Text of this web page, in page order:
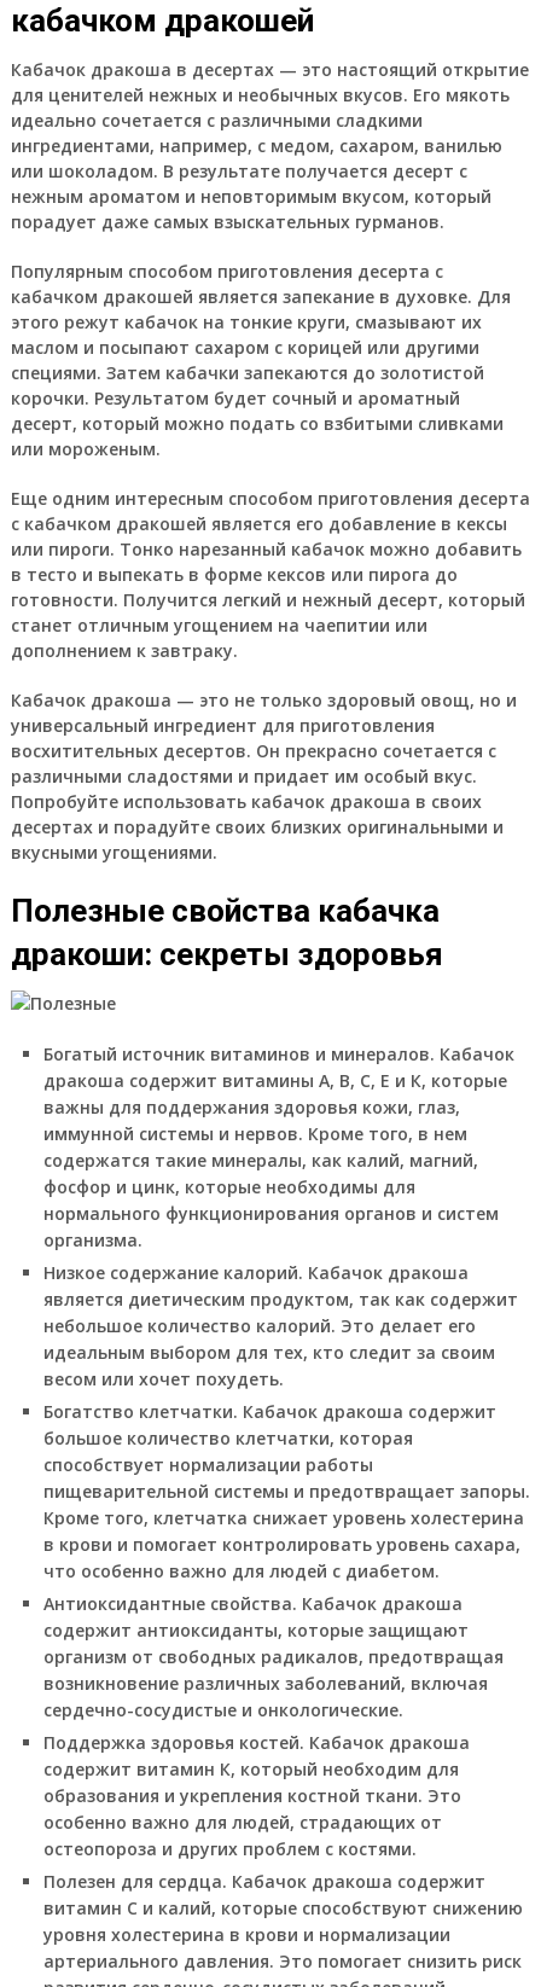
кабачком дракошей
Кабачок дракоша в десертах — это настоящий открытие
для ценителей нежных и необычных вкусов. Его мякоть
идеально сочетается с различными сладкими
ингредиентами, например, с медом, сахаром, ванилью
или шоколадом. В результате получается десерт с
нежным ароматом и неповторимым вкусом, который
порадует даже самых взыскательных гурманов.
Популярным способом приготовления десерта с
кабачком дракошей является запекание в духовке. Для
этого режут кабачок на тонкие круги, смазывают их
маслом и посыпают сахаром с корицей или другими
специями. Затем кабачки запекаются до золотистой
корочки. Результатом будет сочный и ароматный
десерт, который можно подать со взбитыми сливками
или мороженым.
Еще одним интересным способом приготовления десерта
с кабачком дракошей является его добавление в кексы
или пироги. Тонко нарезанный кабачок можно добавить
в тесто и выпекать в форме кексов или пирога до
готовности. Получится легкий и нежный десерт, который
станет отличным угощением на чаепитии или
дополнением к завтраку.
Кабачок дракоша — это не только здоровый овощ, но и
универсальный ингредиент для приготовления
восхитительных десертов. Он прекрасно сочетается с
различными сладостями и придает им особый вкус.
Попробуйте использовать кабачок дракоша в своих
десертах и порадуйте своих близких оригинальными и
вкусными угощениями.
Полезные свойства кабачка
дракоши: секреты здоровья
Богатый источник витаминов и минералов. Кабачок
дракоша содержит витамины А, В, С, Е и К, которые
важны для поддержания здоровья кожи, глаз,
иммунной системы и нервов. Кроме того, в нем
содержатся такие минералы, как калий, магний,
фосфор и цинк, которые необходимы для
нормального функционирования органов и систем
организма.
Низкое содержание калорий. Кабачок дракоша
является диетическим продуктом, так как содержит
небольшое количество калорий. Это делает его
идеальным выбором для тех, кто следит за своим
весом или хочет похудеть.
Богатство клетчатки. Кабачок дракоша содержит
большое количество клетчатки, которая
способствует нормализации работы
пищеварительной системы и предотвращает запоры.
Кроме того, клетчатка снижает уровень холестерина
в крови и помогает контролировать уровень сахара,
что особенно важно для людей с диабетом.
Антиоксидантные свойства. Кабачок дракоша
содержит антиоксиданты, которые защищают
организм от свободных радикалов, предотвращая
возникновение различных заболеваний, включая
сердечно-сосудистые и онкологические.
Поддержка здоровья костей. Кабачок дракоша
содержит витамин К, который необходим для
образования и укрепления костной ткани. Это
особенно важно для людей, страдающих от
остеопороза и других проблем с костями.
Полезен для сердца. Кабачок дракоша содержит
витамин С и калий, которые способствуют снижению
уровня холестерина в крови и нормализации
артериального давления. Это помогает снизить риск